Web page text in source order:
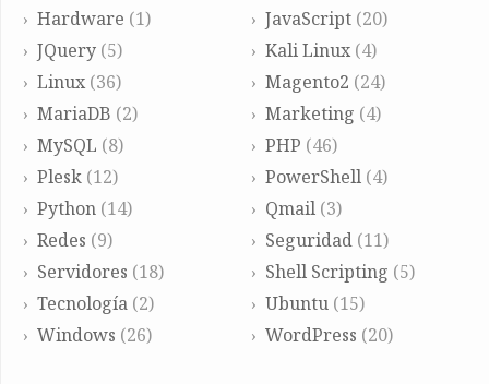
Hardware (1) JavaScript(20)
JQuery (5) Kali Linux(4)
Linux (36) Magento2 (24)
MariaDB (2) Marketing (4)
MySQL (8) PHP (46)
Plesk (12) PowerShell(4)
Python (14) Qmail(3)
Redes (9) Seguridad(11)
Servidores (18) Shell Scripting (5)
Tecnología (2) Ubuntu(15)
Windows (26) WordPress (20)